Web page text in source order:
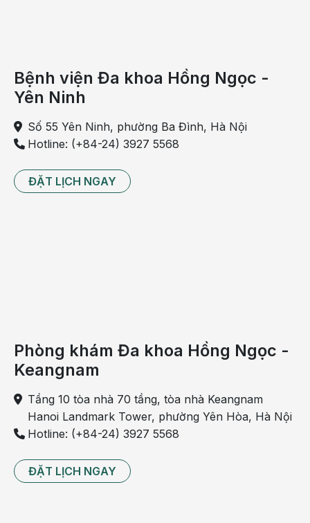
Đây là một loại của suy tim có thể xảy ra trong quá trình
Bệnh viện Đa khoa Hồng Ngọc -
Yên Ninh
Số 55 Yên Ninh, phường Ba Đình, Hà Nội
Hotline: (+84-24) 3927 5568
ĐẶT LỊCH NGAY
Phòng khám Đa khoa Hồng Ngọc -
Keangnam
Tầng 10 tòa nhà 70 tầng, tòa nhà Keangnam
Hanoi Landmark Tower, phường Yên Hòa, Hà Nội
Hotline: (+84-24) 3927 5568
ĐẶT LỊCH NGAY